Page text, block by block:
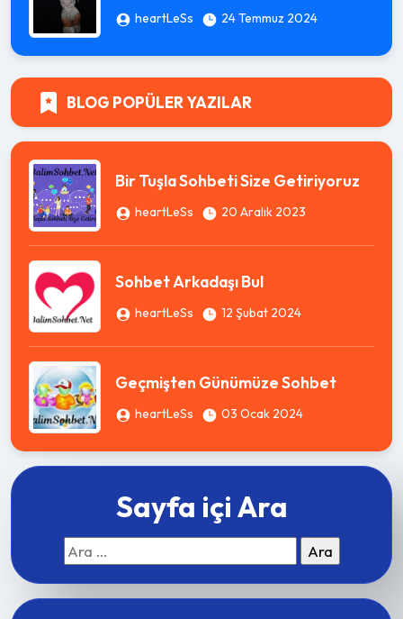
heartLeSs 24 Temmuz 2024
BLOG POPÜLER YAZILAR
Bir Tuşla Sohbeti Size Getiriyoruz
heartLeSs 20 Aralık 2023
Sohbet Arkadaşı Bul
heartLeSs 12 Şubat 2024
Geçmişten Günümüze Sohbet
heartLeSs 03 Ocak 2024
Sayfa içi Ara
Arama: